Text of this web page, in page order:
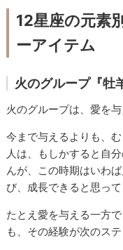
12星座の元素
ーアイテム
火のグループ『牡
火のグループは、愛を
今まで与えるよりも、
人は、もしかすると自
んが、この時期はいわ
び、成長できると思って
たとえ愛を与える一方
も、その経験が次のス